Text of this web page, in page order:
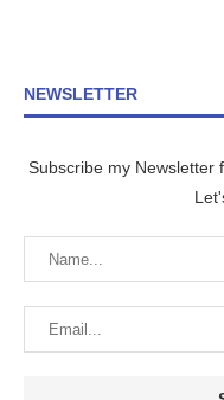
NEWSLETTER
Subscribe my Newsletter